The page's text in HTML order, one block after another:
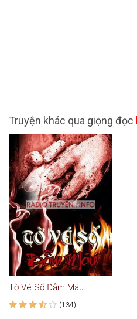
Truyện khác qua giọng đọc
Tờ Vé Số Đẫm Máu
(134)